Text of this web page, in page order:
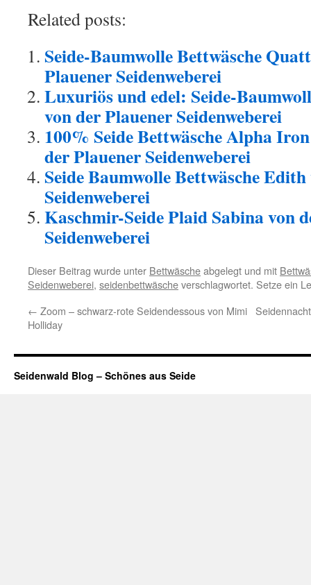
Related posts:
Seide-Baumwolle Bettwäsche
Plauener Seidenweberei
Luxuriös und edel: Seide-
von der Plauener Seidenweberei
100% Seide Bettwäsche Alpha
der Plauener Seidenweberei
Seide Baumwolle Bettwäsche
Seidenweberei
Kaschmir-Seide Plaid Sabina von
Seidenweberei
Dieser Beitrag wurde unter Bettwäscheabgelegt und mit
Seidenweberei, seidenbettwäscheverschlagwortet. Setze ein
← Zoom – schwarz-rote Seidendessous von Mimi
Holliday
Seidenwald Blog – Schönes aus Seide